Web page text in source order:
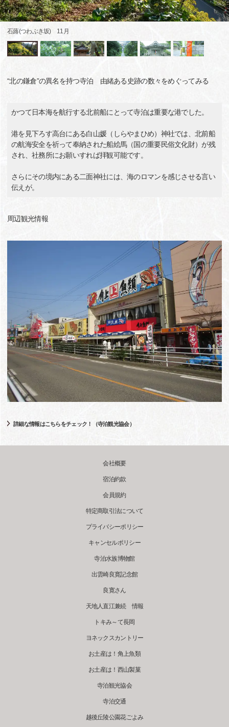
石蕗(つわぶき坂) 11月
“北の鎌倉”の異名を持つ寺泊 由緒ある史跡の数々をめぐってみる
かつて日本海を航行する北前船にとって寺泊は重要な港でした。
港を見下ろす高台にある白山媛（しらやまひめ）神社では、北前船
の航海安全を祈って奉納された船絵馬（国の重要民俗文化財）が残
され、社務所にお願いすれば拝観可能です。
さらにその境内にある二面神社には、海のロマンを感じさせる言い
伝えが。
周辺観光情報
詳細な情報はこちらをチェック！（寺泊観光協会）
会社概要
宿泊約款
会員規約
特定商取引法について
プライバシーポリシー
キャンセルポリシー
寺泊水族博物館
出雲崎良寛記念館
良寛さん
天地人直江兼続 情報
トキみ～て長岡
ヨネックスカントリー
お土産は！角上魚類
お土産は！西山製菓
寺泊観光協会
寺泊交通
越後丘陵公園花ごよみ